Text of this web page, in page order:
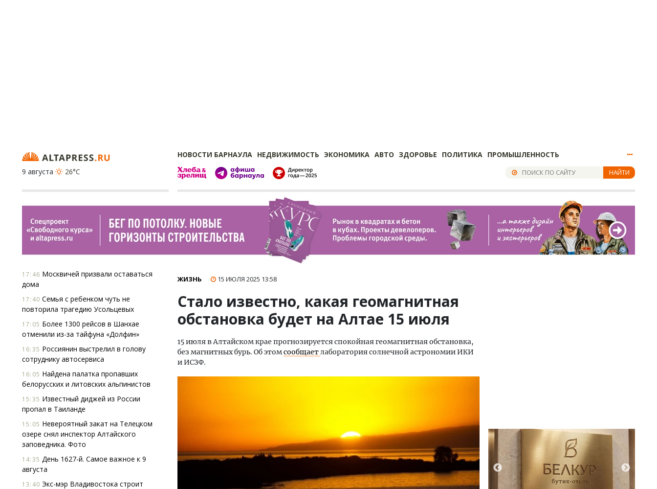
НОВОСТИ БАРНАУЛА НЕДВИЖИМОСТЬ ЭКОНОМИКА АВТО ЗДОРОВЬЕ ПОЛИТИКА ПРОМЫШЛЕННОСТЬ
9 августа
26°C НАЙТИ
17:46 Москвичей призвали оставаться
дома
17:40 Семья с ребенком чуть не
повторила трагедию Усольцевых
17:05 Более 1300 рейсов в Шанхае
отменили из-за тайфуна «Долфин»
16:35 Россиянин выстрелил в голову
сотруднику автосервиса
16:05 Найдена палатка пропавших
белорусских и литовских альпинистов
15:35 Известный диджей из России
пропал в Таиланде
15:05 Невероятный закат на Телецком
озере снял инспектор Алтайского
заповедника. Фото
14:35 День 1627-й. Самое важное к 9
августа
13:40 Экс-мэр Владивостока строит
ЖИЗНЬ 15 ИЮЛЯ 2025 13:58
Стало известно, какая геомагнитная
обстановка будет на Алтае 15 июля
15 июля в Алтайском крае прогнозируется спокойная геомагнитная обстановка,
без магнитных бурь. Об этомсообщаетлаборатория солнечной астрономии ИКИ
и ИСЗФ.